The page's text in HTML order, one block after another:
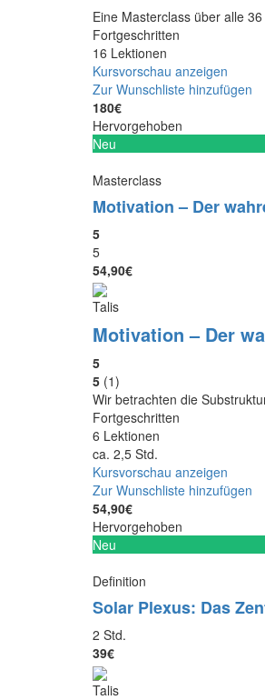
Eine Masterclass über alle
Fortgeschritten
16 Lektionen
Kursvorschau anzeigen
Zur Wunschliste hinzufügen
180€
Hervorgehoben
Neu
Masterclass
Motivation – Der
5
5
54,90€
Talis
Motivation – Der
5
5 (1)
Wir betrachten die
Fortgeschritten
6 Lektionen
ca. 2,5 Std.
Kursvorschau anzeigen
Zur Wunschliste hinzufügen
54,90€
Hervorgehoben
Neu
Definition
Solar Plexus: Das
2 Std.
39€
Talis